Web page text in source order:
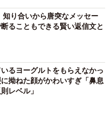
知り合いから唐突なメッセー
ることもできる賢い返信文と
るヨーグルトをもらえなかっ
拗ねた顔がかわいすぎ「鼻息
レベル」